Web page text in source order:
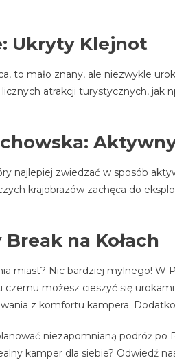
Ukryty Klejnot
to mało znany, ale niezwykle
atrakcji turystycznych, jak
najlepiej zwiedzać w sposób
krajobrazów zachęca do
na Kołach
miast? Nic bardziej mylnego! W
możesz cieszyć się urokami
z komfortu kampera.
niezapomnianą podróż po
kamper dla siebie? Odwiedź